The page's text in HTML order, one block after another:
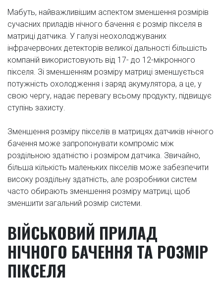
Мабуть, найважливішим аспектом зменшення розмірів
сучасних приладів нічного бачення є розмір пікселя в
матриці датчика. У галузі неохолоджуваних
інфрачервоних детекторів великої дальності більшість
компаній використовують від 17- до 12-мікронного
пікселя. Зі зменшенням розміру матриці зменшується
потужність охолодження і заряд акумулятора, а це, у
свою чергу, надає перевагу всьому продукту, підвищує
ступінь захисту.
Зменшення розміру пікселів в матрицях датчиків нічного
бачення може запропонувати компроміс між
роздільною здатністю і розміром датчика. Звичайно,
більша кількість маленьких пікселів може забезпечити
високу роздільну здатність, але розробники систем
часто обирають зменшення розміру матриці, щоб
зменшити загальний розмір системи.
ВІЙСЬКОВИЙ ПРИЛАД
НІЧНОГО БАЧЕННЯ ТА РОЗМІР
ПІКСЕЛЯ